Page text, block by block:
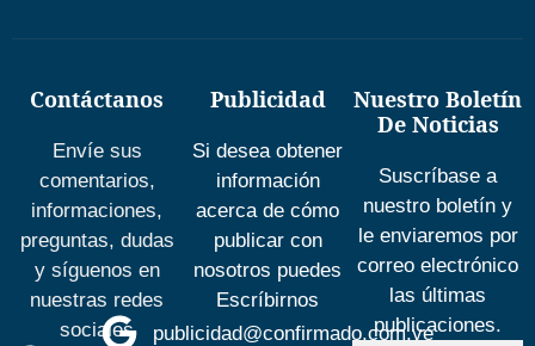
Contáctanos
Envíe sus
comentarios,
informaciones,
preguntas, dudas
y síguenos en
nuestras redes
sociales
Publicidad
Si desea obtener
información
acerca de cómo
publicar con
nosotros puedes
Escríbirnos
publicidad@confirmado.com.ve
Nuestro Boletín
De Noticias
Suscríbase a
nuestro boletín y
le enviaremos por
correo electrónico
las últimas
publicaciones.